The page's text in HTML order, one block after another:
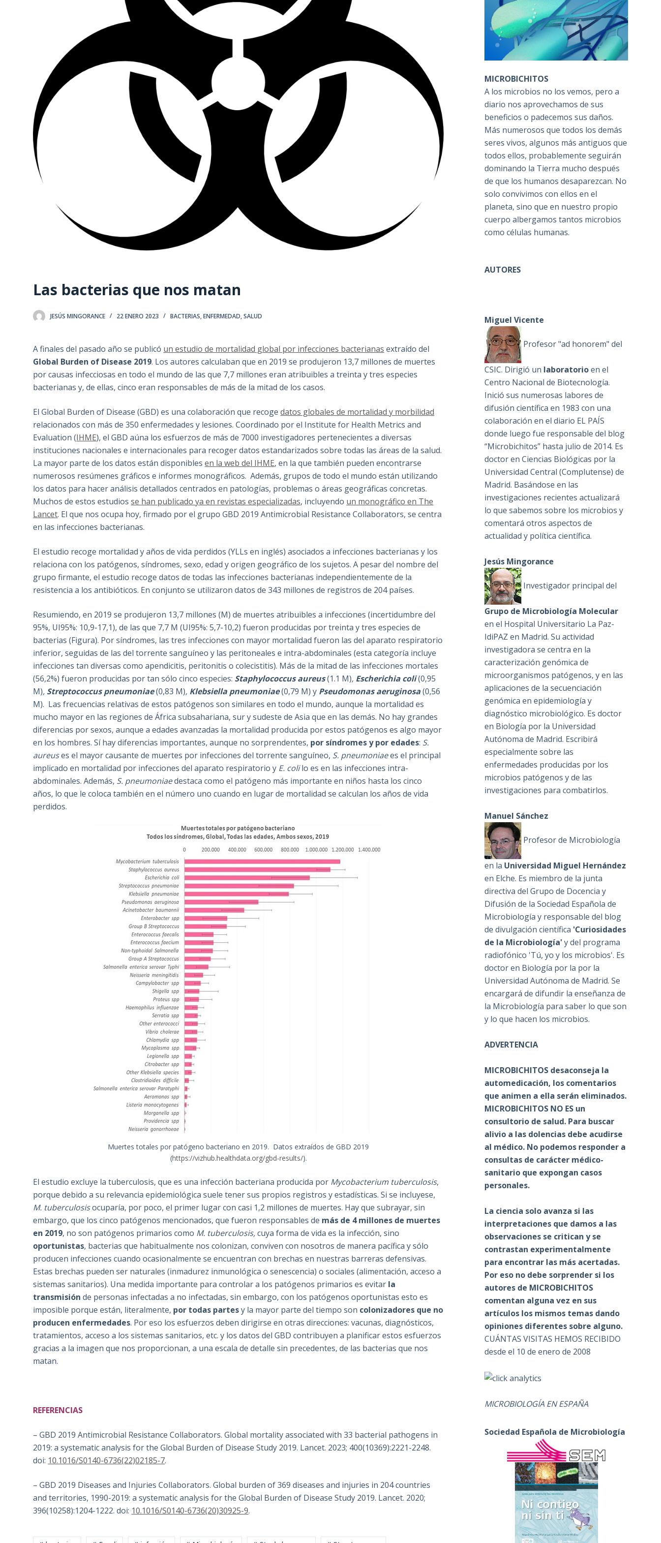
Las bacterias que nos matan
JESÚS MINGORANCE 22 ENERO 2023 BACTERIAS,ENFERMEDAD,SALUD
A finales del pasado año se publicó un estudio de mortalidad global por infecciones bacterianas extraído del
Global Burden of Disease 2019. Los autores calculaban que en 2019 se produjeron 13,7 millones de muertes
por causas infecciosas en todo el mundo de las que 7,7 millones eran atribuibles a treinta y tres especies
bacterianas y, de ellas, cinco eran responsables de más de la mitad de los casos.
El Global Burden of Disease (GBD) es una colaboración que recogedatos globales de mortalidad y morbilidad
relacionados con más de 350 enfermedades y lesiones. Coordinado por el Institute for Health Metrics and
Evaluation (IHME), el GBD aúna los esfuerzos de más de 7000 investigadores pertenecientes a diversas
instituciones nacionales e internacionales para recoger datos estandarizados sobre todas las áreas de la salud.
La mayor parte de los datos están disponiblesen la web del IHME, en la que también pueden encontrarse
numerosos resúmenes gráficos e informes monográficos. Además, grupos de todo el mundo están utilizando
los datos para hacer análisis detallados centrados en patologías, problemas o áreas geográficas concretas.
Muchos de estos estudiosse han publicado ya en revistas especializadas, incluyendo un monográfico en The
Lancet. El que nos ocupa hoy, firmado por el grupo GBD 2019 Antimicrobial Resistance Collaborators, se centra
en las infecciones bacterianas.
El estudio recoge mortalidad y años de vida perdidos (YLLs en inglés) asociados a infecciones bacterianas y los
relaciona con los patógenos, síndromes, sexo, edad y origen geográfico de los sujetos. A pesar del nombre del
grupo firmante, el estudio recoge datos de todas las infecciones bacterianas independientemente de la
resistencia a los antibióticos. En conjunto se utilizaron datos de 343 millones de registros de 204 países.
Resumiendo, en 2019 se produjeron 13,7 millones (M) de muertes atribuibles a infecciones (incertidumbre del
95%, UI95%: 10,9-17,1), de las que 7,7 M (UI95%: 5,7-10,2) fueron producidas por treinta y tres especies de
bacterias (Figura). Por síndromes, las tres infecciones con mayor mortalidad fueron las del aparato respiratorio
inferior, seguidas de las del torrente sanguíneo y las peritoneales e intra-abdominales (esta categoría incluye
infecciones tan diversas como apendicitis, peritonitis o colecistitis). Más de la mitad de las infecciones mortales
(56,2%) fueron producidas por tan sólo cinco especies: Staphylococcus aureus(1.1 M), Escherichia coli(0,95
M), Streptococcus pneumoniae(0,83 M), Klebsiella pneumoniae(0,79 M) y Pseudomonas aeruginosa(0,56
M). Las frecuencias relativas de estos patógenos son similares en todo el mundo, aunque la mortalidad es
mucho mayor en las regiones de África subsahariana, sur y sudeste de Asia que en las demás. No hay grandes
diferencias por sexos, aunque a edades avanzadas la mortalidad producida por estos patógenos es algo mayor
en los hombres. Sí hay diferencias importantes, aunque no sorprendentes, por síndromes y por edades: S.
aureuses el mayor causante de muertes por infecciones del torrente sanguíneo, S. pneumoniaees el principal
implicado en mortalidad por infecciones del aparato respiratorio y E. colilo es en las infecciones intra-
abdominales. Además, S. pneumoniaedestaca como el patógeno más importante en niños hasta los cinco
años, lo que le coloca también en el número uno cuando en lugar de mortalidad se calculan los años de vida
perdidos.
Muertes totales por patógeno bacteriano en 2019. Datos extraídos de GBD 2019
(https://vizhub.healthdata.org/gbd-results/).
El estudio excluye la tuberculosis, que es una infección bacteriana producida por Mycobacterium tuberculosis,
porque debido a su relevancia epidemiológica suele tener sus propios registros y estadísticas. Si se incluyese,
M. tuberculosisocuparía, por poco, el primer lugar con casi 1,2 millones de muertes. Hay que subrayar, sin
embargo, que los cinco patógenos mencionados, que fueron responsables de más de 4 millones de muertes
en 2019, no son patógenos primarios como M. tuberculosis,cuya forma de vida es la infección, sino
oportunistas, bacterias que habitualmente nos colonizan, conviven con nosotros de manera pacífica y sólo
producen infecciones cuando ocasionalmente se encuentran con brechas en nuestras barreras defensivas.
Estas brechas pueden ser naturales (inmadurez inmunológica o senescencia) o sociales (alimentación, acceso a
sistemas sanitarios). Una medida importante para controlar a los patógenos primarios es evitar la
transmisión de personas infectadas a no infectadas, sin embargo, con los patógenos oportunistas esto es
imposible porque están, literalmente, por todas partesy la mayor parte del tiempo son colonizadores que no
producen enfermedades. Por eso los esfuerzos deben dirigirse en otras direcciones: vacunas, diagnósticos,
tratamientos, acceso a los sistemas sanitarios, etc. y los datos del GBD contribuyen a planificar estos esfuerzos
gracias a la imagen que nos proporcionan, a una escala de detalle sin precedentes, de las bacterias que nos
matan.
REFERENCIAS
– GBD 2019 Antimicrobial Resistance Collaborators. Global mortality associated with 33 bacterial pathogens in
2019: a systematic analysis for the Global Burden of Disease Study 2019. Lancet. 2023; 400(10369):2221-2248.
doi: 10.1016/S0140-6736(22)02185-7.
– GBD 2019 Diseases and Injuries Collaborators. Global burden of 369 diseases and injuries in 204 countries
and territories, 1990-2019: a systematic analysis for the Global Burden of Disease Study 2019. Lancet. 2020;
396(10258):1204-1222. doi: 10.1016/S0140-6736(20)30925-9.
MICROBICHITOS
A los microbios no los vemos, pero a
diario nos aprovechamos de sus
beneficios o padecemos sus daños.
Más numerosos que todos los demás
seres vivos, algunos más antiguos que
todos ellos, probablemente seguirán
dominando la Tierra mucho después
de que los humanos desaparezcan. No
solo convivimos con ellos en el
planeta, sino que en nuestro propio
cuerpo albergamos tantos microbios
como células humanas.
AUTORES
Miguel Vicente
Profesor "ad honorem" del
CSIC. Dirigió un laboratorioen el
Centro Nacional de Biotecnología.
Inició sus numerosas labores de
difusión científica en 1983 con una
colaboración en el diario EL PAÍS
donde luego fue responsable del blog
“Microbichitos” hasta julio de 2014. Es
doctor en Ciencias Biológicas por la
Universidad Central (Complutense) de
Madrid. Basándose en las
investigaciones recientes actualizará
lo que sabemos sobre los microbios y
comentará otros aspectos de
actualidad y política científica.
Jesús Mingorance
Investigador principal del
Grupo de Microbiología Molecular
en el Hospital Universitario La Paz-
IdiPAZ en Madrid. Su actividad
investigadora se centra en la
caracterización genómica de
microorganismos patógenos, y en las
aplicaciones de la secuenciación
genómica en epidemiología y
diagnóstico microbiológico. Es doctor
en Biología por la Universidad
Autónoma de Madrid. Escribirá
especialmente sobre las
enfermedades producidas por los
microbios patógenos y de las
investigaciones para combatirlos.
Manuel Sánchez
Profesor de Microbiología
en la Universidad Miguel Hernández
en Elche. Es miembro de la junta
directiva del Grupo de Docencia y
Difusión de la Sociedad Española de
Microbiología y responsable del blog
de divulgación científica 'Curiosidades
de la Microbiología'y del programa
radiofónico 'Tú, yo y los microbios'. Es
doctor en Biología por la por la
Universidad Autónoma de Madrid. Se
encargará de difundir la enseñanza de
la Microbiología para saber lo que son
y lo que hacen los microbios.
ADVERTENCIA
MICROBICHITOS desaconseja la
automedicación, los comentarios
que animen a ella serán eliminados.
MICROBICHITOS NO ES un
consultorio de salud. Para buscar
alivio a las dolencias debe acudirse
al médico. No podemos responder a
consultas de carácter médico-
sanitario que expongan casos
personales.
La ciencia solo avanza si las
interpretaciones que damos a las
observaciones se critican y se
contrastan experimentalmente
para encontrar las más acertadas.
Por eso no debe sorprender si los
autores de MICROBICHITOS
comentan alguna vez en sus
artículos los mismos temas dando
opiniones diferentes sobre alguno.
CUÁNTAS VISITAS HEMOS RECIBIDO
desde el 10 de enero de 2008
MICROBIOLOGÍA EN ESPAÑA
Sociedad Española de Microbiología